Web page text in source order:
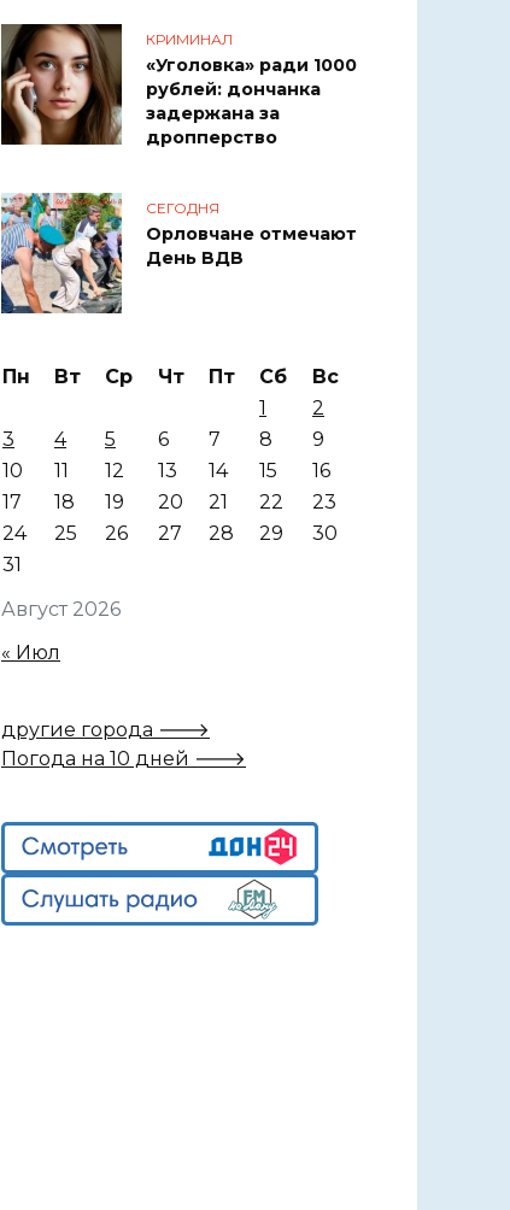
КРИМИНАЛ
«Уголовка» ради 1000
рублей: дончанка
задержана за
дропперство
СЕГОДНЯ
Орловчане отмечают
День ВДВ
Август 2026
Пн Вт Ср Чт Пт Сб
Вс
1
2
3
4 5 6 7 8
9
10
11 12 13 14 15
16
17
18 19 20 21 22
23
24
25 26 27 28 29
30
31
« Июл
другие города 🡒
Погода на 10 дней 🡒